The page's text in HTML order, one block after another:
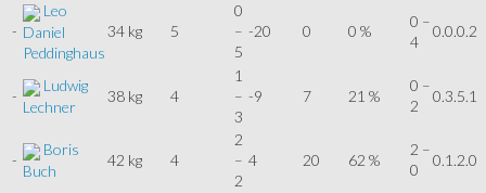
-
Leo
Daniel
Peddinghaus
34 kg 5
0
–
5
-20 0 0 %
0 –
4
0.0.0.2
-
Ludwig
Lechner
38 kg 4
1
–
3
-9 7 21 %
0 –
2
0.3.5.1
-
Boris
Buch
42 kg 4
2
–
2
4 20 62 %
2 –
0
0.1.2.0